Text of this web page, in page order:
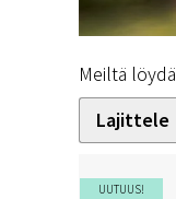
Meiltä
Lajittele
UUTUUS!